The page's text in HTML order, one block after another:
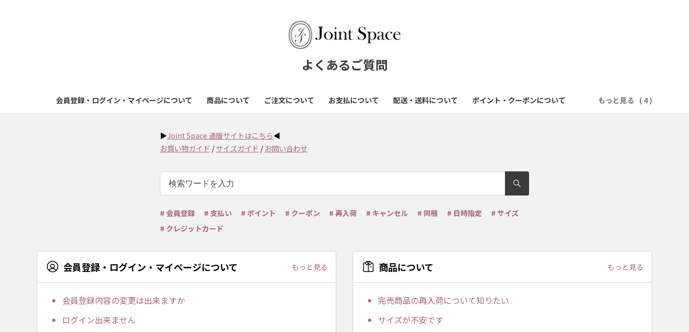
よくあるご質問
会員登録・ログイン・マイページについて 商品について ご注文について お支払について 配送・送料について ポイント・クーポンについて もっと見る
▶Joint Space 通販サイトはこちら◀
お買い物ガイド /サイズガイド / お問い合わせ
# 会員登録 # 支払い # ポイント # クーポン # 再入荷 # キャンセル # 同梱 # 日時指定
# サイズ
# クレジットカード
会員登録・ログイン・マイページについて もっと見る
会員登録内容の変更は出来ますか
ログイン出来ません
商品について もっと見る
完売商品の再入荷について知りたい
サイズが不安です